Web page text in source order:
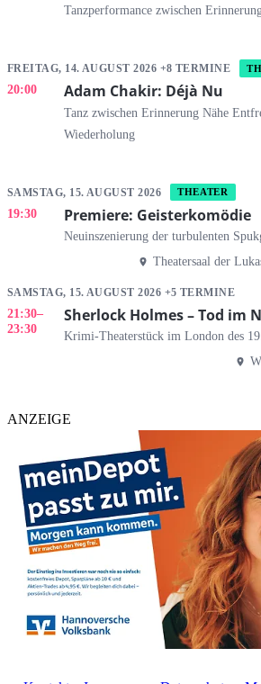
Tanzperformance zwischen
FREITAG, 14. AUGUST 2026 +8 TERMINE
20:00 Adam Chakir: Déjà Nu
Tanz zwischen Erinnerung Nähe
Wiederholung
SAMSTAG, 15. AUGUST 2026 THEATER
19:30 Premiere: Geisterkomödie
Neuinszenierung der turbulenten
Theatersaal der
SAMSTAG, 15. AUGUST 2026 +5 TERMINE
21:30–
23:30
Sherlock Holmes – Tod im
Krimi-Theaterstück im London des
ANZEIGE